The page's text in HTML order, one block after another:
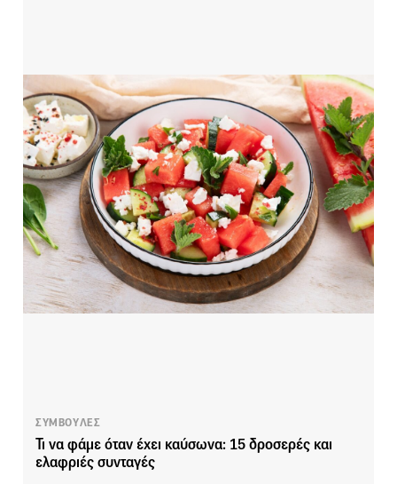
ΣΥΜΒΟΥΛΕΣ
Τι να φάμε όταν έχει καύσωνα: 15 δροσερές και
ελαφριές συνταγές